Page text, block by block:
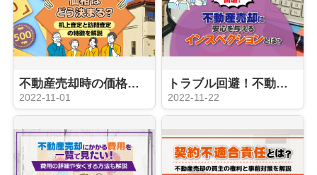
不動産売却時の価格はどう決まる？机上査定と訪問査定の特徴を解説
2022-11-01
トラブル回避！不動産売却に安心を与えるインスペクションとは？
2022-11-22